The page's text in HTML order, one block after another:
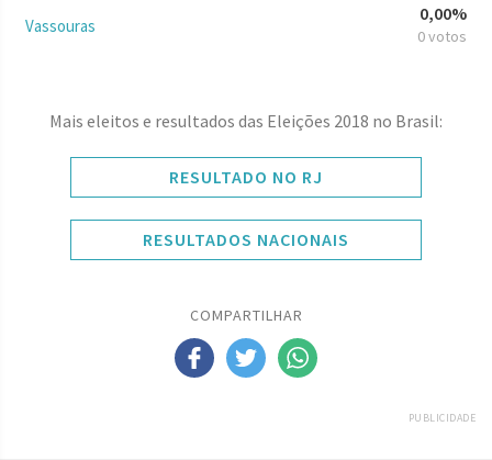
Vassouras
0,00%
0 votos
Mais eleitos e resultados das Eleições 2018 no Brasil:
RESULTADO NO RJ
RESULTADOS NACIONAIS
COMPARTILHAR
PUBLICIDADE